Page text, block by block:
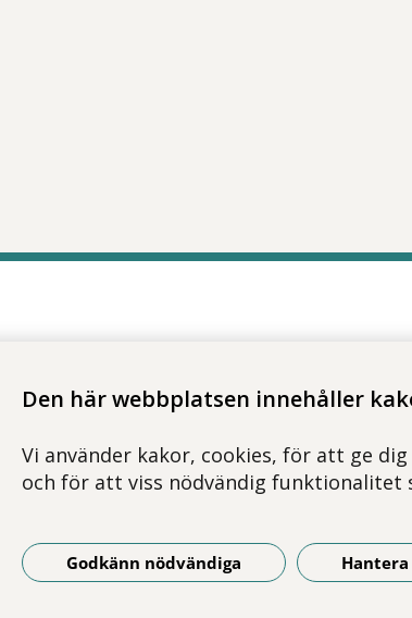
Den här webbplatsen innehåller
Vi använder kakor, cookies, för att ge
och för att viss nödvändig funktionalitet
Godkänn nödvändiga